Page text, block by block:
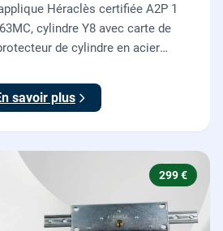
Héraclès certifiée A2P 1
cylindre Y8 avec carte de
de cylindre en acier
existante.
savoir plus
299 €